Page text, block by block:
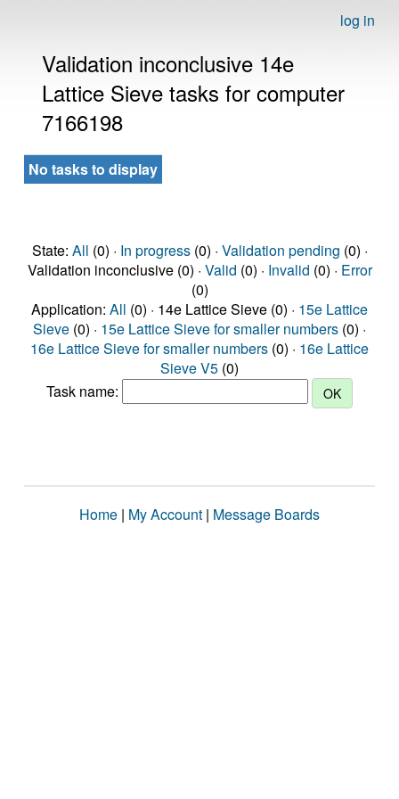
log in
Validation inconclusive 14e
Lattice Sieve tasks for computer
7166198
No tasks to display
State: All (0) · In progress(0) · Validation pending (0) ·
Validation inconclusive (0) · Valid (0) · Invalid (0) · Error
(0)
Application: All (0) · 14e Lattice Sieve (0) · 15e Lattice
Sieve (0) · 15e Lattice Sieve for smaller numbers (0) ·
16e Lattice Sieve for smaller numbers (0) · 16e Lattice
Sieve V5 (0)
Task name:
Home | My Account | Message Boards